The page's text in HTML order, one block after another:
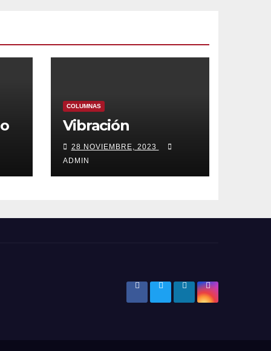
COLUMNAS
Vibración
28 NOVIEMBRE, 2023
ADMIN